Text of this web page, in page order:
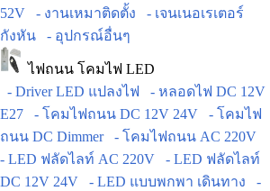
52V
- งานเหมาติดตั้ง
- เจนเนอเรเตอร์
กังหัน
- อุปกรณ์อื่นๆ
ไฟถนน โคมไฟ LED
- Driver LED แปลงไฟ
- หลอดไฟ DC 12V
E27
- โคมไฟถนน DC 12V 24V
- โคมไฟ
ถนน DC Dimmer
- โคมไฟถนน AC 220V
- LED ฟลัดไลท์ AC 220V
- LED ฟลัดไลท์
DC 12V 24V
- LED แบบพกพา เดินทาง
-